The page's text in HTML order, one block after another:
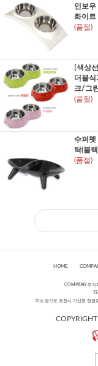
인보우
화이트
(품절)
[색상
더블식
크/그
(품절)
수퍼펫
탁(블
(품절)
HOME
COMPANY:주식
주소:경기도 포천시 가산면 정